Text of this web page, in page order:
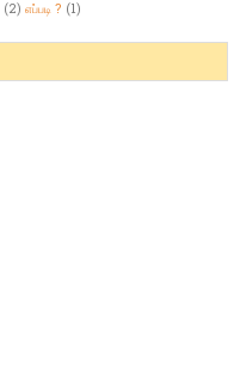
(2) எப்படி ? (1)